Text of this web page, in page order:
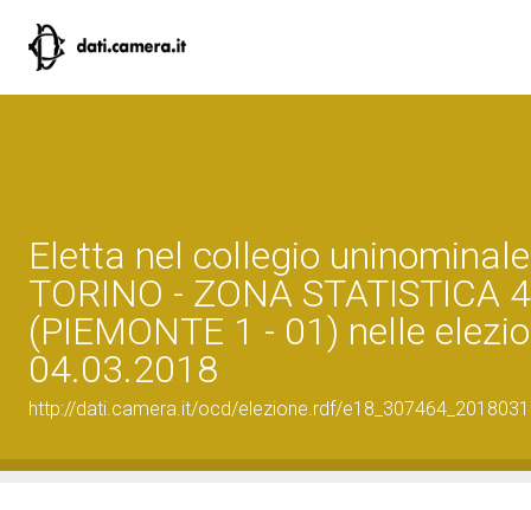
Eletta nel collegio
TORINO - ZONA STATISTICA
(PIEMONTE 1 - 01) nelle
04.03.2018
http://dati.camera.it/ocd/elezione.rdf/